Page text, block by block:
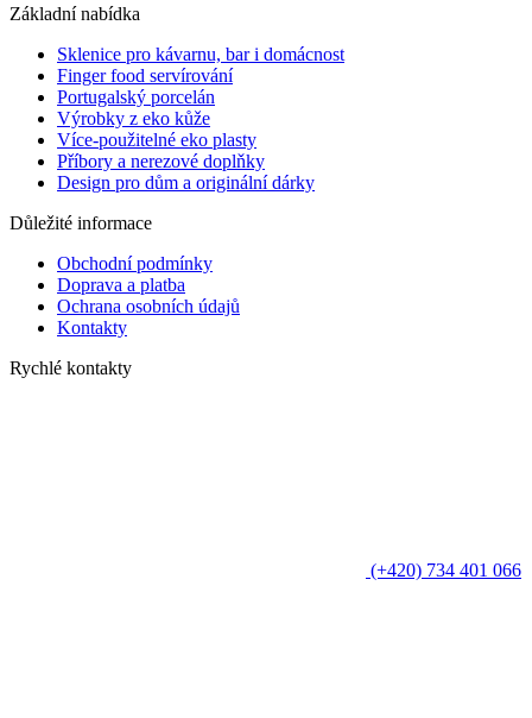
Základní nabídka
Sklenice pro kávarnu, bar i domácnost
Finger food servírování
Portugalský porcelán
Výrobky z eko kůže
Více-použitelné eko plasty
Příbory a nerezové doplňky
Design pro dům a originální dárky
Důležité informace
Obchodní podmínky
Doprava a platba
Ochrana osobních údajů
Kontakty
Rychlé kontakty
(+420) 734 401 066